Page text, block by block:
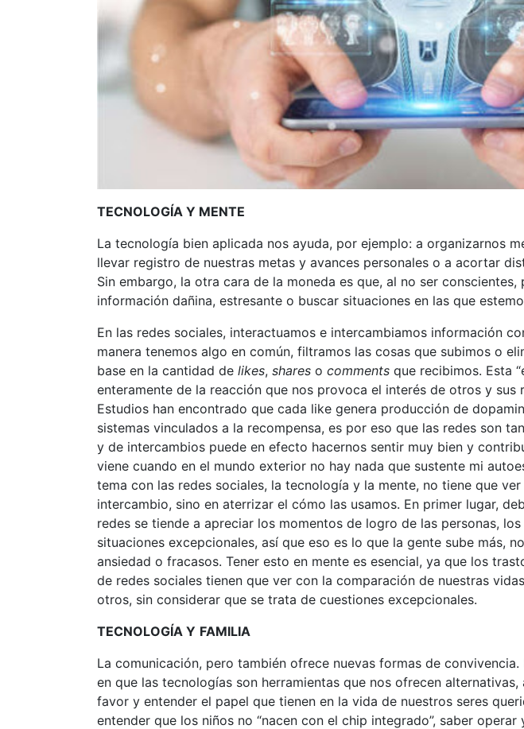
TECNOLOGÍA Y MENTE
La tecnología bien aplicada nos ayuda, por ejemplo: a organizarnos
llevar registro de nuestras metas y avances personales o a acortar
Sin embargo, la otra cara de la moneda es que, al no ser
información dañina, estresante o buscar situaciones en las que
En las redes sociales, interactuamos e intercambiamos información
manera tenemos algo en común, filtramos las cosas que subimos o
base en la cantidad de likes, shares o comments que recibimos. Esta
enteramente de la reacción que nos provoca el interés de otros y sus
Estudios han encontrado que cada like genera producción de
sistemas vinculados a la recompensa, es por eso que las redes son
y de intercambios puede en efecto hacernos sentir muy bien y
viene cuando en el mundo exterior no hay nada que sustente mi
tema con las redes sociales, la tecnología y la mente, no tiene que
intercambio, sino en aterrizar el cómo las usamos. En primer lugar,
redes se tiende a apreciar los momentos de logro de las personas,
situaciones excepcionales, así que eso es lo que la gente sube más,
ansiedad o fracasos. Tener esto en mente es esencial, ya que los
de redes sociales tienen que ver con la comparación de nuestras
otros, sin considerar que se trata de cuestiones excepcionales.
TECNOLOGÍA Y FAMILIA
La comunicación, pero también ofrece nuevas formas de
en que las tecnologías son herramientas que nos ofrecen alternativas,
favor y entender el papel que tienen en la vida de nuestros seres
entender que los niños no “nacen con el chip integrado”, saber